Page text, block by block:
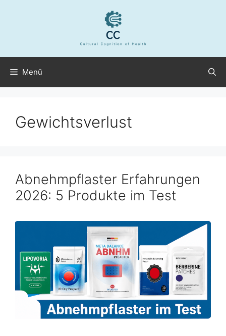
Menü
Gewichtsverlust
Abnehmpflaster Erfahrungen
2026: 5 Produkte im Test